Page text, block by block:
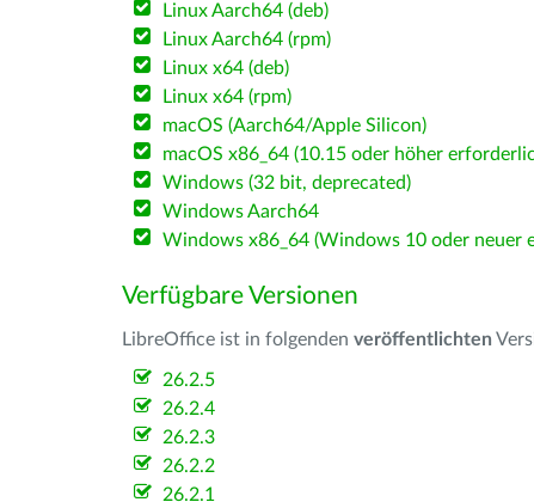
Linux Aarch64 (deb)
Linux Aarch64 (rpm)
Linux x64 (deb)
Linux x64 (rpm)
macOS (Aarch64/Apple Silicon)
macOS x86_64 (10.15 oder höher
Windows (32 bit, deprecated)
Windows Aarch64
Windows x86_64 (Windows 10 oder neuer
Verfügbare Versionen
LibreOffice ist in folgenden veröffentlichten
26.2.5
26.2.4
26.2.3
26.2.2
26.2.1